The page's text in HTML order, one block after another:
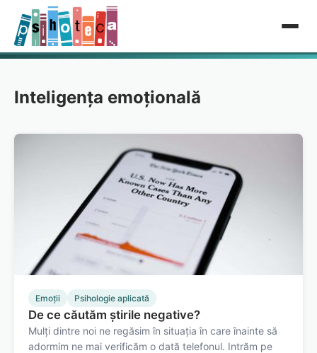
Inteligența emoțională
Emoții Psihologie aplicată
De ce căutăm știrile negative?
Mulți dintre noi ne regăsim în situația în care înainte să
adormim ne mai verificăm o dată telefonul. Intrăm pe